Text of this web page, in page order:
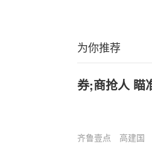
为你推荐
券;商抢人 瞄
齐鲁壹点 高建国